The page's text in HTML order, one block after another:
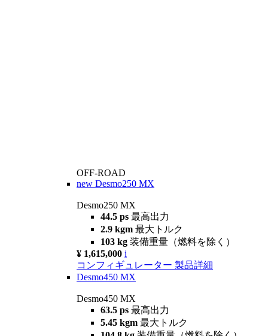
OFF-ROAD
new Desmo250 MX
Desmo250 MX
44.5 ps 最高出力
2.9 kgm 最大トルク
103 kg 装備重量（燃料を除く）
¥ 1,615,000 i
コンフィギュレーター 製品詳細
Desmo450 MX
Desmo450 MX
63.5 ps 最高出力
5.45 kgm 最大トルク